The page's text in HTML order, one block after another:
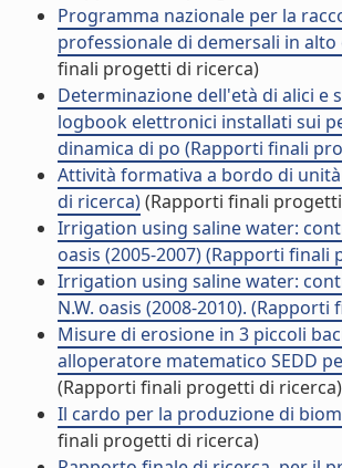
Programma nazionale per la
professionale di demersali in
finali progetti di ricerca)
Determinazione dell'età di alici
logbook elettronici installati sui
dinamica di po (Rapporti finali
Attività formativa a bordo di
di ricerca)(Rapporti finali
Irrigation using saline water:
oasis (2005-2007) (Rapporti
Irrigation using saline water:
N.W. oasis (2008-2010).
Misure di erosione in 3 piccoli
alloperatore matematico SEDD
(Rapporti finali progetti di ricerca)
Il cardo per la produzione di
finali progetti di ricerca)